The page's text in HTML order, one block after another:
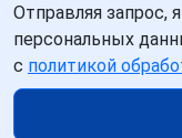
Отправляя
персональных
с политикой